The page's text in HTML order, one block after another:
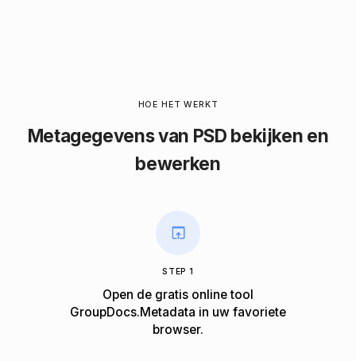
HOE HET WERKT
Metagegevens van PSD bekijken en
bewerken
STEP 1
Open de gratis online tool
GroupDocs.Metadata in uw favoriete
browser.